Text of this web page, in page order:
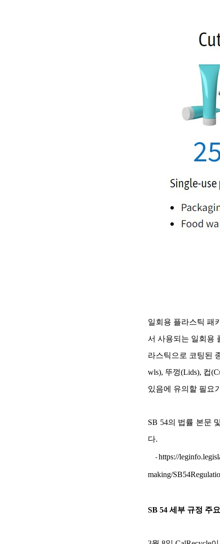
일회용 플라스틱 패
서 사용되는 일회용
라스틱으로 코팅된
wls), 뚜껑(Lids), 컵
있음에 유의할 필요
SB 54의 법률 본문
다.
-https://
making/
SB 54 세부 규정 주